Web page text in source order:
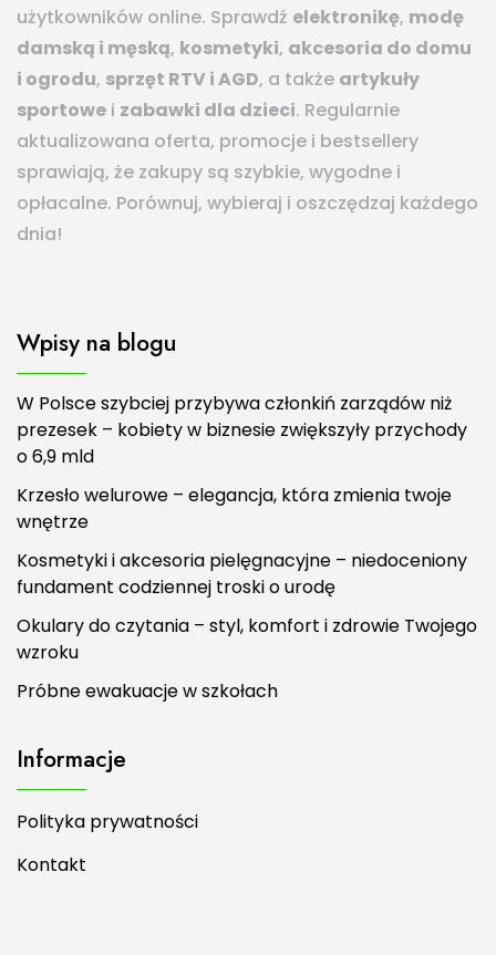
użytkowników online. Sprawdź elektronikę, modę
damską i męską, kosmetyki, akcesoria do domu
i ogrodu, sprzęt RTV i AGD, a także artykuły
sportowe i zabawki dla dzieci. Regularnie
aktualizowana oferta, promocje i bestsellery
sprawiają, że zakupy są szybkie, wygodne i
opłacalne. Porównuj, wybieraj i oszczędzaj każdego
dnia!
Wpisy na blogu
W Polsce szybciej przybywa członkiń zarządów niż
prezesek – kobiety w biznesie zwiększyły przychody
o 6,9 mld
Krzesło welurowe – elegancja, która zmienia twoje
wnętrze
Kosmetyki i akcesoria pielęgnacyjne – niedoceniony
fundament codziennej troski o urodę
Okulary do czytania – styl, komfort i zdrowie Twojego
wzroku
Próbne ewakuacje w szkołach
Informacje
Polityka prywatności
Kontakt